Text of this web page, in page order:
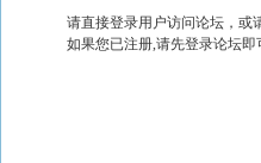
请直接登录用户访问论坛，或
如果您已注册,请先登录论坛即